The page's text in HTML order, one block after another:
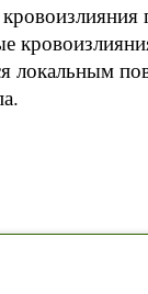
локальным